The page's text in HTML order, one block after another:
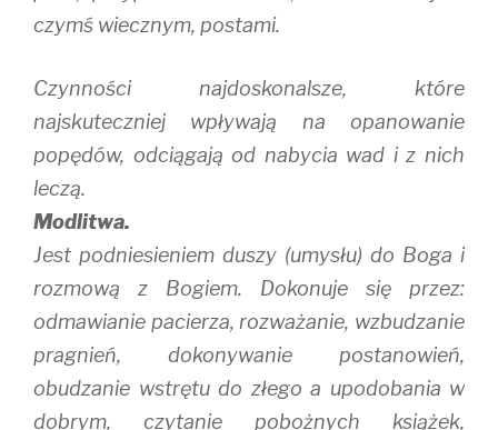
czymś wiecznym, postami.
Czynności najdoskonalsze, które
najskuteczniej wpływają na opanowanie
popędów, odciągają od nabycia wad i z nich
leczą.
Modlitwa.
Jest podniesieniem duszy (umysłu) do Boga i
rozmową z Bogiem. Dokonuje się przez:
odmawianie pacierza, rozważanie, wzbudzanie
pragnień, dokonywanie postanowień,
obudzanie wstrętu do złego a upodobania w
dobrym, czytanie pobożnych książek,